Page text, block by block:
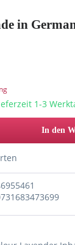
in
1-3
In den